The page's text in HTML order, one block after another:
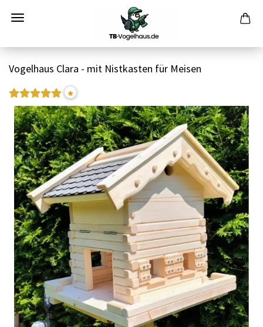
Vogelhaus Clara - mit Nistkasten für Meisen
*